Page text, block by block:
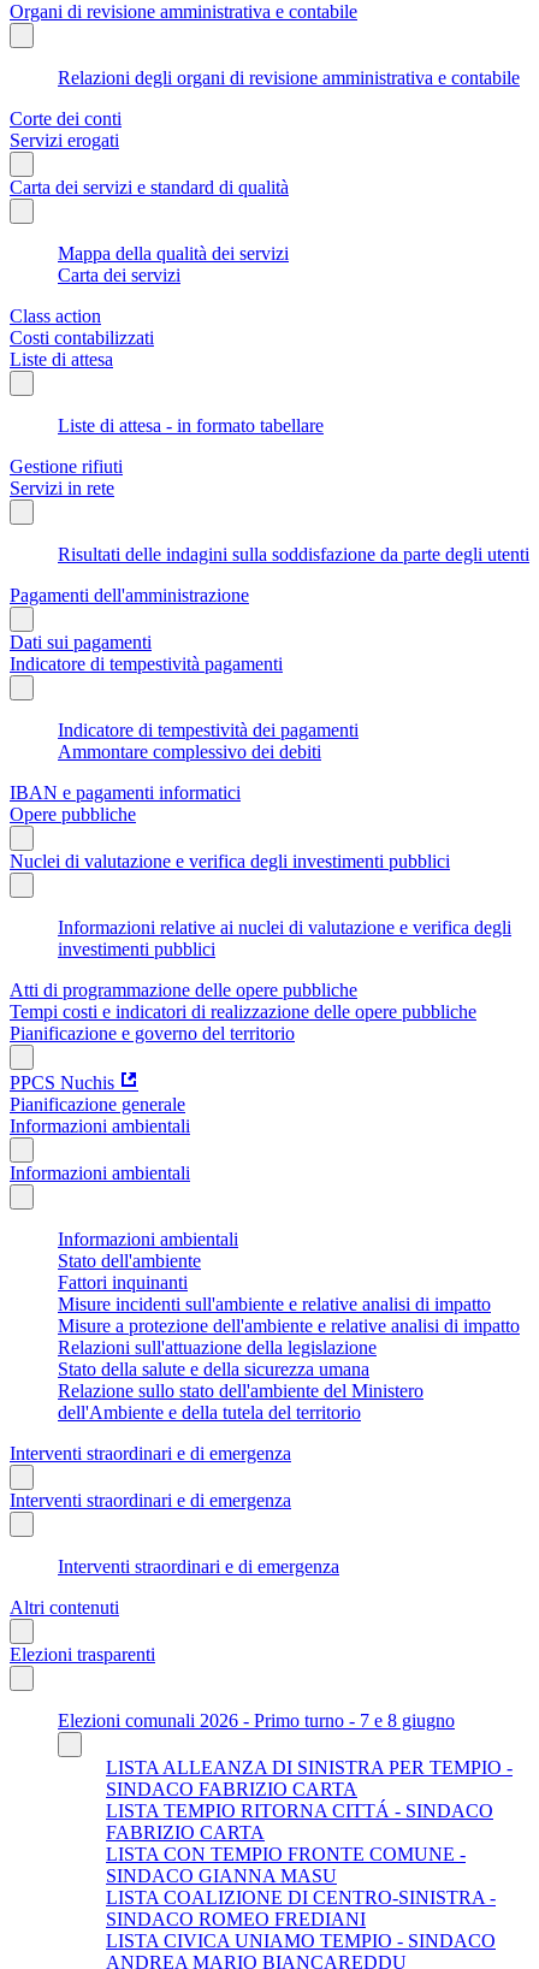
Organi di revisione amministrativa e contabile
Relazioni degli organi di revisione amministrativa e contabile
Corte dei conti
Servizi erogati
Carta dei servizi e standard di qualità
Mappa della qualità dei servizi
Carta dei servizi
Class action
Costi contabilizzati
Liste di attesa
Liste di attesa - in formato tabellare
Gestione rifiuti
Servizi in rete
Risultati delle indagini sulla soddisfazione da parte degli utenti
Pagamenti dell'amministrazione
Dati sui pagamenti
Indicatore di tempestività pagamenti
Indicatore di tempestività dei pagamenti
Ammontare complessivo dei debiti
IBAN e pagamenti informatici
Opere pubbliche
Nuclei di valutazione e verifica degli investimenti pubblici
Informazioni relative ai nuclei di valutazione e verifica degli
investimenti pubblici
Atti di programmazione delle opere pubbliche
Tempi costi e indicatori di realizzazione delle opere pubbliche
Pianificazione e governo del territorio
PPCS Nuchis
Pianificazione generale
Informazioni ambientali
Informazioni ambientali
Informazioni ambientali
Stato dell'ambiente
Fattori inquinanti
Misure incidenti sull'ambiente e relative analisi di impatto
Misure a protezione dell'ambiente e relative analisi di impatto
Relazioni sull'attuazione della legislazione
Stato della salute e della sicurezza umana
Relazione sullo stato dell'ambiente del Ministero
dell'Ambiente e della tutela del territorio
Interventi straordinari e di emergenza
Interventi straordinari e di emergenza
Interventi straordinari e di emergenza
Altri contenuti
Elezioni trasparenti
Elezioni comunali 2026 - Primo turno - 7 e 8 giugno
LISTA ALLEANZA DI SINISTRA PER TEMPIO -
SINDACO FABRIZIO CARTA
LISTA TEMPIO RITORNA CITTÁ - SINDACO
FABRIZIO CARTA
LISTA CON TEMPIO FRONTE COMUNE -
SINDACO GIANNA MASU
LISTA COALIZIONE DI CENTRO-SINISTRA -
SINDACO ROMEO FREDIANI
LISTA CIVICA UNIAMO TEMPIO - SINDACO
ANDREA MARIO BIANCAREDDU